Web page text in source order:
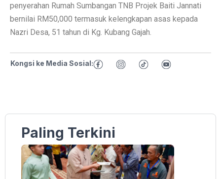
penyerahan Rumah Sumbangan TNB Projek Baiti Jannati
bernilai RM50,000 termasuk kelengkapan asas kepada
Nazri Desa, 51 tahun di Kg. Kubang Gajah.
Kongsi ke Media Sosial:
Paling Terkini